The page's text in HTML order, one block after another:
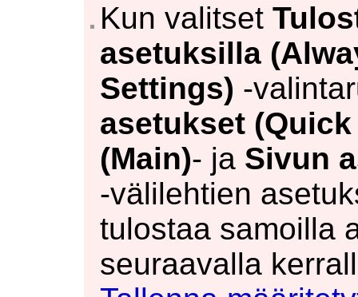
Kun valitset
asetuksilla
Settings) -
asetukset
(Main)- ja Sivun
-välilehtien
tulostaa samoilla
seuraavalla